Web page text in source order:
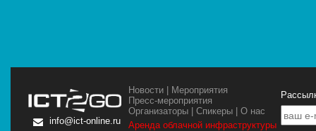
info@ict-online.ru
Новости
Мероприятия
Пресс-мероприятия
Организаторы |Спикеры |О нас
Аренда облачной инфраструктуры